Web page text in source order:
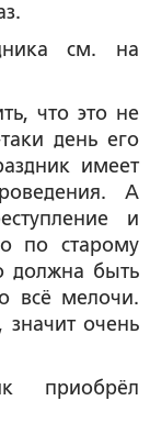
см. на
что это не
день его
имеет
А
и
по старому
должна быть
всё мелочи.
значит очень
приобрёл